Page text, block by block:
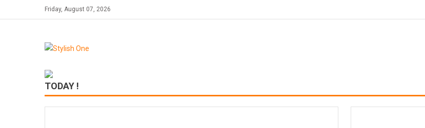
to
Friday, August 07, 2026
TODAY !